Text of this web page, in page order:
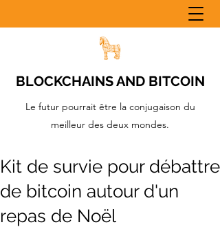
BLOCKCHAINS AND BITCOIN
Le futur pourrait être la conjugaison du
meilleur des deux mondes.
Kit de survie pour débattre
de bitcoin autour d'un
repas de Noël